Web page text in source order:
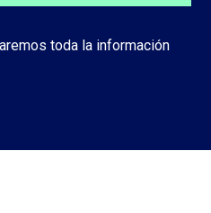
toda la información